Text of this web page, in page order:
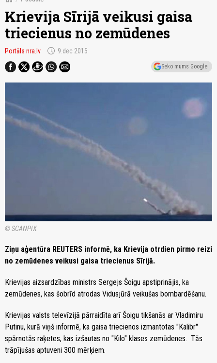
Krievija Sīrijā veikusi gaisa
triecienus no zemūdenes
Portāls nra.lv schedule 9.dec 2015
Seko mums Google
© SCANPIX
Ziņu aģentūra REUTERS informē, ka Krievija otrdien pirmo reizi
no zemūdenes veikusi gaisa triecienus Sīrijā.
Krievijas aizsardzības ministrs Sergejs Šoigu apstiprinājis, ka
zemūdenes, kas šobrīd atrodas Vidusjūrā veikušas bombardēšanu.
Krievijas valsts televīzijā pārraidīta arī Šoigu tikšanās ar Vladimiru
Putinu, kurā viņš informē, ka gaisa triecienos izmantotas "Kalibr"
spārnotās raķetes, kas izšautas no "Kilo" klases zemūdenes. Tās
trāpījušas aptuveni 300 mērķiem.